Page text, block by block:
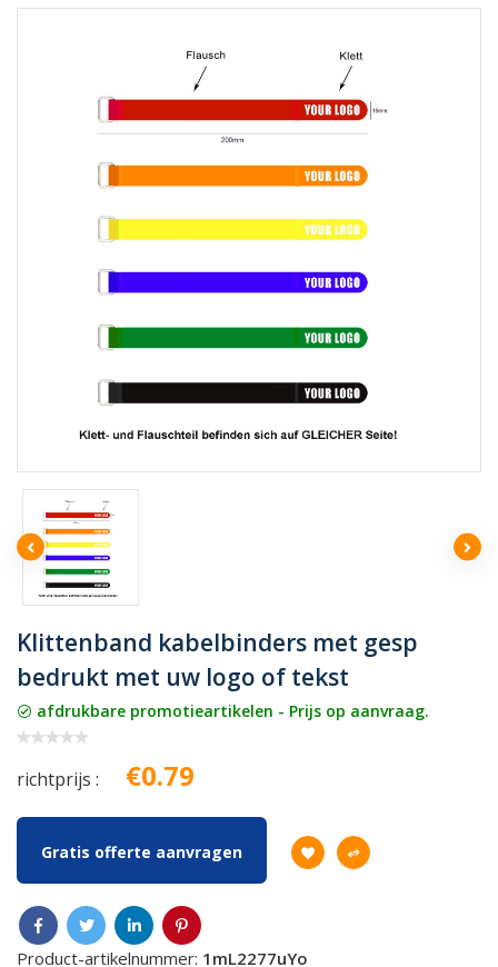
Klittenband kabelbinders met gesp
bedrukt met uw logo of tekst
afdrukbare promotieartikelen - Prijs op aanvraag.
richtprijs : €0.79
Gratis offerte aanvragen
Product-artikelnummer: 1mL2277uYo